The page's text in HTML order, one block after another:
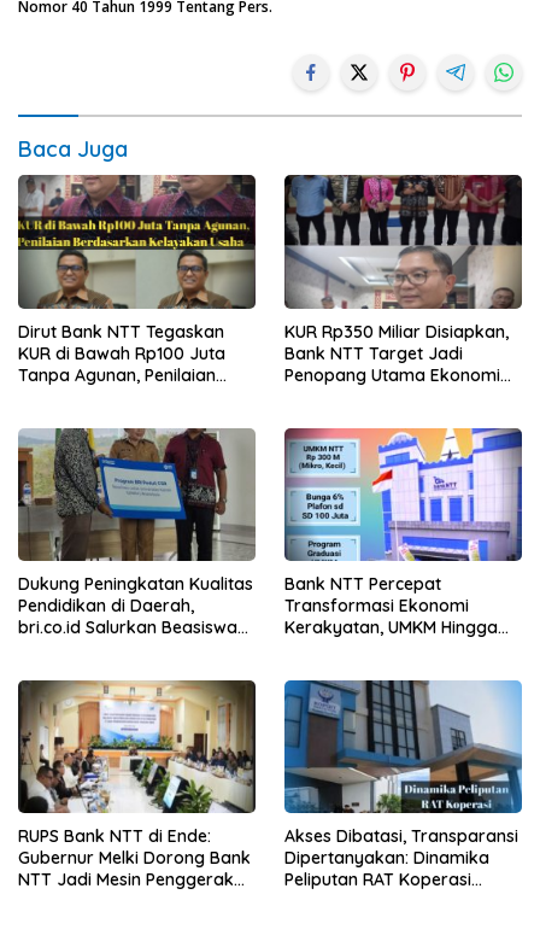
Nomor 40 Tahun 1999 Tentang Pers.
Baca Juga
Dirut Bank NTT Tegaskan
KUR di Bawah Rp100 Juta
Tanpa Agunan, Penilaian
KUR Rp350 Miliar Disiapkan,
Bank NTT Target Jadi
Penopang Utama Ekonomi
Dukung Peningkatan Kualitas
Pendidikan di Daerah,
bri.co.id Salurkan Beasiswa
Weetebula
Bank NTT Percepat
Transformasi Ekonomi
Kerakyatan, UMKM Hingga
RUPS Bank NTT di Ende:
Gubernur Melki Dorong Bank
NTT Jadi Mesin Penggerak
Akses Dibatasi, Transparansi
Dipertanyakan: Dinamika
Peliputan RAT Koperasi